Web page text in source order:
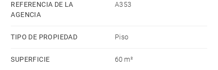
REFERENCIA DE LA
AGENCIA
A353
TIPO DE PROPIEDAD Piso
SUPERFICIE 60 m²